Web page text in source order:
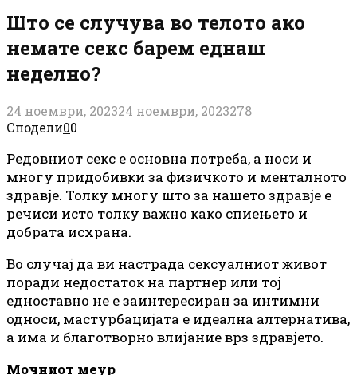
Што се случува во телото ако
немате секс барем еднаш
неделно?
24 ноември, 202324 ноември, 2023278
Сподели00
Редовниот секс е основна потреба, а носи и
многу придобивки за физичкото и менталното
здравје. Толку многу што за нашето здравје е
речиси исто толку важно како спиењето и
добрата исхрана.
Во случај да ви настрада сексуалниот живот
поради недостаток на партнер или тој
едноставно не е заинтересиран за интимни
односи, мастурбацијата е идеална алтернатива,
а има и благотворно влијание врз здравјето.
Мочниот меур